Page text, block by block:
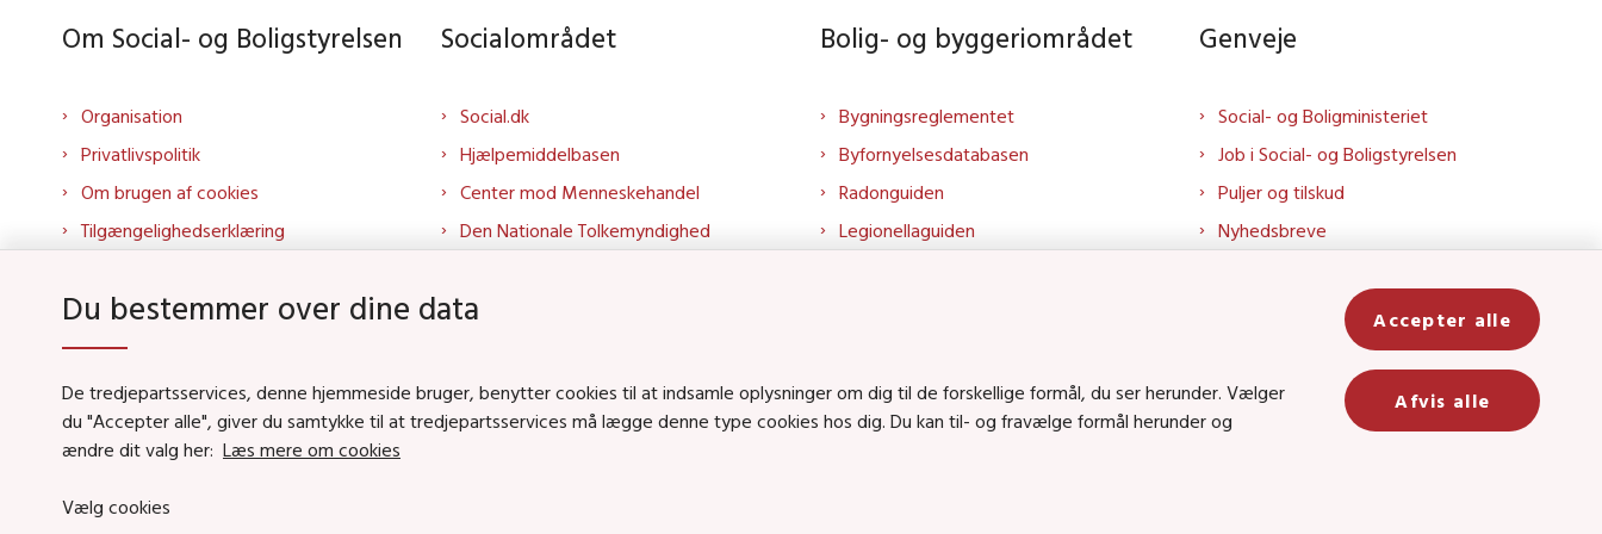
Om Social- og Boligstyrelsen
Organisation
Privatlivspolitik
Om brugen af cookies
Tilgængelighedserklæring
Kontakt os
Whistleblowerordning
About us
Socialområdet
Social.dk
Hjælpemiddelbasen
Center mod Menneskehandel
Den Nationale Tolkemyndighed
Tolkeportalen
Socialområdet på YouTube
Podcasts på SoundCloud
Bolig- og byggeriområdet
Bygningsreglementet
Byfornyelsesdatabasen
Radonguiden
Legionellaguiden
Bolig og byggeri på LinkedIn
Bolig og byggeri på YouTube
Genveje
Social- og Boligministeriet
Job i Social- og Boligstyrelsen
Puljer og tilskud
Nyhedsbreve
Social- og Boligstyrelsens nyheder
som RSS feed
Du bestemmer over dine data
De tredjepartsservices, denne hjemmeside bruger, benytter cookies til at indsamle oplysninger om dig til de forskellige formål, du ser herunder. Vælger
du "Accepter alle", giver du samtykke til at tredjepartsservices må lægge denne type cookies hos dig. Du kan til- og fravælge formål herunder og
ændre dit valg her: Læs mere om cookies
Vælg cookies
Accepter alle
Afvis alle